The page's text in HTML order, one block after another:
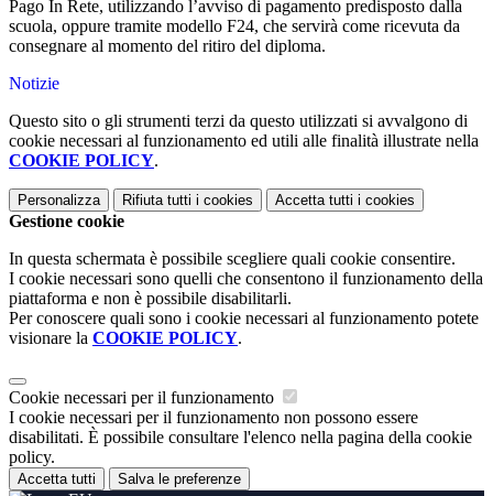
Pago In Rete, utilizzando l’avviso di pagamento predisposto dalla
scuola, oppure tramite modello F24, che servirà come ricevuta da
consegnare al momento del ritiro del diploma.
Notizie
Questo sito o gli strumenti terzi da questo utilizzati si avvalgono di
cookie necessari al funzionamento ed utili alle finalità illustrate nella
COOKIE POLICY.
Personalizza Rifiuta tutti i cookies Accetta tutti i cookies
Gestione cookie
In questa schermata è possibile scegliere quali cookie consentire.
I cookie necessari sono quelli che consentono il funzionamento della
piattaforma e non è possibile disabilitarli.
Per conoscere quali sono i cookie necessari al funzionamento potete
visionare la COOKIE POLICY.
Cookie necessari per il funzionamento
I cookie necessari per il funzionamento non possono essere
disabilitati. È possibile consultare l'elenco nella pagina della cookie
policy.
Accetta tutti Salva le preferenze